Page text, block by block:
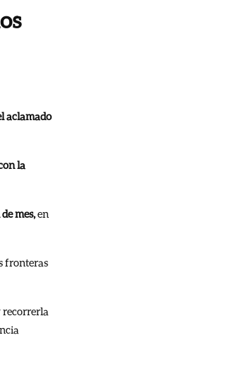
aclamado
la
mes,en
fronteras
recorrerla